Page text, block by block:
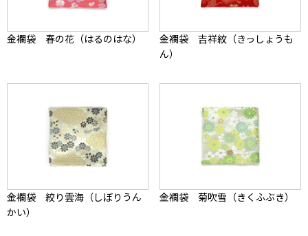
金襴袋 春の花（はるのはな）
金襴袋 吉祥紋（きっしょうも
ん）
金襴袋 絞り雲海（しぼりうん
かい）
金襴袋 菊吹雪（きくふぶき）